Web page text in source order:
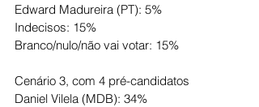
Edward Madureira (PT): 5%
Indecisos: 15%
Branco/nulo/não vai votar: 15%
Cenário 3, com 4 pré-candidatos
Daniel Vilela (MDB): 34%